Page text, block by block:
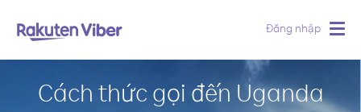
Đăng nhập
Cách thức gọi đến Uganda